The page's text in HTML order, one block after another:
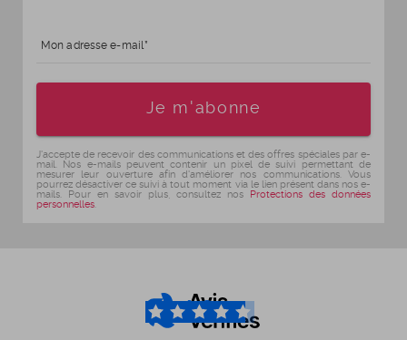
Mon adresse e-mail
Je m'abonne
J'accepte de recevoir des communications et des offres spéciales par e-
mail. Nos e-mails peuvent contenir un pixel de suivi permettant de
mesurer leur ouverture afin d'améliorer nos communications. Vous
pourrez désactiver ce suivi à tout moment via le lien présent dans nos e-
mails. Pour en savoir plus, consultez nos Protections des données
personnelles
4.6/5